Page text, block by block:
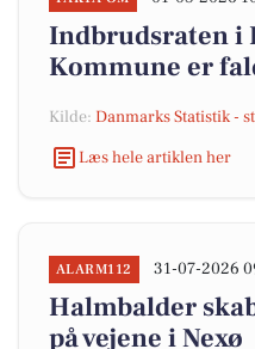
Indbrudsraten i
Kommune er
Kilde: Danmarks Statistik -
Læs hele artiklen her
ALARM112 31-07-2026
Halmbalder
på vejene i Nexø